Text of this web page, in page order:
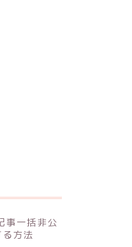
事一括非公
方法